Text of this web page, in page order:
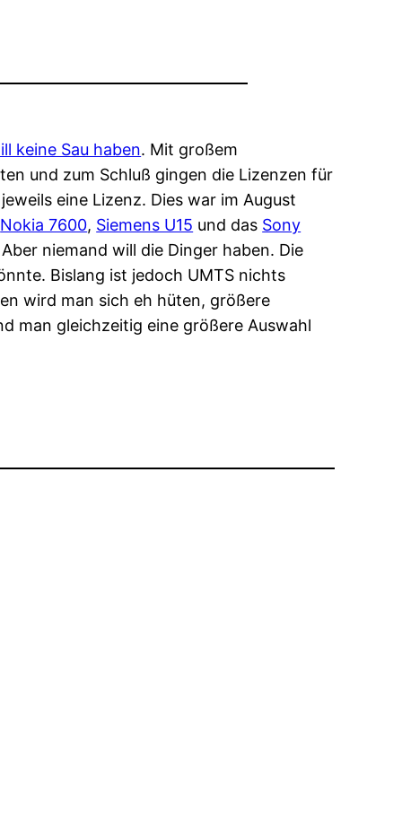
keine Sau haben. Mit großem
und zum Schluß gingen die Lizenzen für
eine Lizenz. Dies war im August
Nokia 7600, Siemens U15 und das Sony
niemand will die Dinger haben. Die
Bislang ist jedoch UMTS nichts
wird man sich eh hüten, größere
man gleichzeitig eine größere Auswahl